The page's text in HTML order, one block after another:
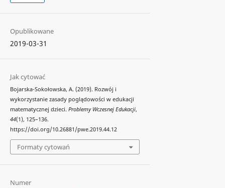
Opublikowane
2019-03-31
Jak cytować
Bojarska-Sokołowska, A. (2019). Rozwój i
wykorzystanie zasady poglądowości w edukacji
matematycznej dzieci. Problemy Wczesnej Edukacji,
44(1), 125–136.
https://doi.org/10.26881/pwe.2019.44.12
Formaty cytowań
Numer